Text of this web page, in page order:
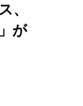
、
が